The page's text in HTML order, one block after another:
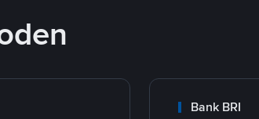
Bank BRI